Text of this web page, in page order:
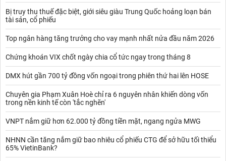
Bị truy thu thuế đặc biệt, giới siêu giàu Trung Quốc hoảng loạn bán
tài sản, cổ phiếu
Top ngân hàng tăng trưởng cho vay mạnh nhất nửa đầu năm 2026
Chứng khoán VIX chốt ngày chia cổ tức ngay trong tháng 8
DMX hút gần 700 tỷ đồng vốn ngoại trong phiên thứ hai lên HOSE
Chuyên gia Phạm Xuân Hoè chỉ ra 6 nguyên nhân khiến dòng vốn
trong nền kinh tế còn 'tắc nghẽn'
VNPT nắm giữ hơn 62.000 tỷ đồng tiền mặt, ngang ngửa MWG
NHNN cần tăng nắm giữ bao nhiêu cổ phiếu CTG để sở hữu tối thiểu
65% VietinBank?